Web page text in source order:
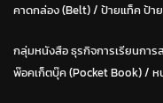
คาดกล่อง (Belt)/ ป้ายแท็ค ป้า
กลุ่มหนังสือ ธุรกิจการเรียนการ
พ๊อคเก็ตบุ๊ค (Pocket Book)/ ห